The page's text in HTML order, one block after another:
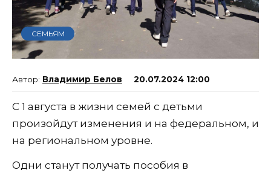
СЕМЬЯМ
Владимир Белов 20.07.2024 12:00
С 1 августа в жизни семей с детьми
произойдут изменения и на федеральном, и
на региональном уровне.
Одни станут получать пособия в